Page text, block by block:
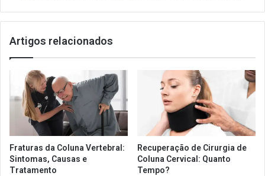
Artigos relacionados
Fraturas da Coluna Vertebral:
Sintomas, Causas e
Tratamento
Recuperação de Cirurgia de
Coluna Cervical: Quanto
Tempo?